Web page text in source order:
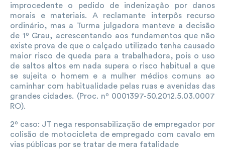
improcedente o pedido de indenização por danos
morais e materiais. A reclamante interpôs recurso
ordinário, mas a Turma julgadora manteve a decisão
de 1º Grau, acrescentando aos fundamentos que não
existe prova de que o calçado utilizado tenha causado
maior risco de queda para a trabalhadora, pois o uso
de saltos altos em nada supera o risco habitual a que
se sujeita o homem e a mulher médios comuns ao
caminhar com habitualidade pelas ruas e avenidas das
grandes cidades. (Proc. nº 0001397-50.2012.5.03.0007
RO).
2º caso: JT nega responsabilização de empregador por
colisão de motocicleta de empregado com cavalo em
vias públicas por se tratar de mera fatalidade